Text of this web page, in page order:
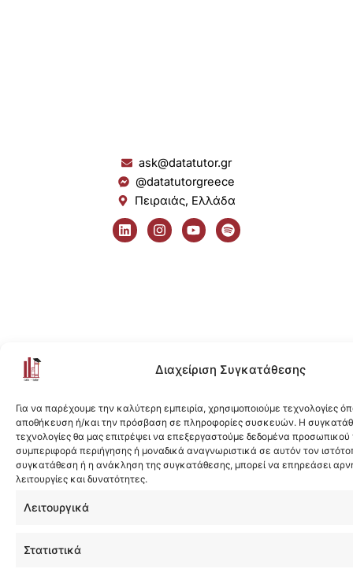
Διαχείριση Συγκατάθεσης
Για να παρέχουμε την καλύτερη εμπειρία, χρησιμοποιούμε τεχνολογίες
αποθήκευση ή/και την πρόσβαση σε πληροφορίες συσκευών. Η
τεχνολογίες θα μας επιτρέψει να επεξεργαστούμε δεδομένα
συμπεριφορά περιήγησης ή μοναδικά αναγνωριστικά σε αυτόν τον
συγκατάθεση ή η ανάκληση της συγκατάθεσης, μπορεί να επηρεάσει
λειτουργίες και δυνατότητες.
Λειτουργικά
Στατιστικά
ask@datatutor.gr
@datatutorgreece
Πειραιάς, Ελλάδα
L
i
n
I
n
s
Y
o
u
S
p
o